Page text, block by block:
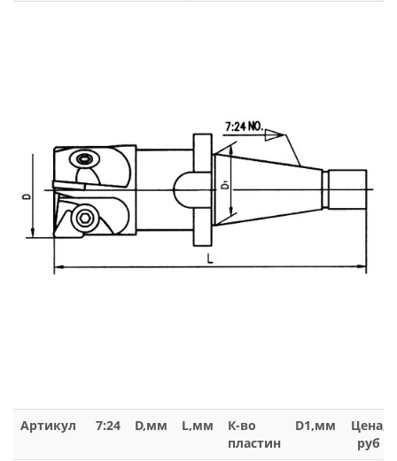
Артикул 7:24 D,мм L,мм
К-во
пластин
D1,мм
Цена,
руб